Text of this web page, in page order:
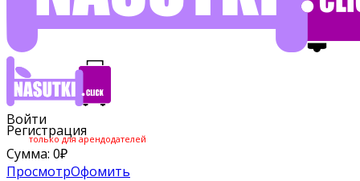
Войти
Регистрация
только для арендодателей
Сумма: 0₽
ПросмотрОфомить